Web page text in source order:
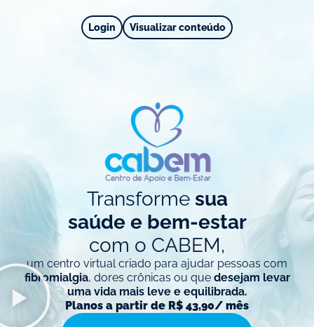
Login Visualizar conteúdo
Transforme sua
saúde e bem-estar
com o CABEM,
um centro virtual criado para ajudar pessoas com
fibromialgia, dores crônicas ou que desejam levar
uma vida mais leve e equilibrada.
Planos a partir de R$ 43,90/ mês